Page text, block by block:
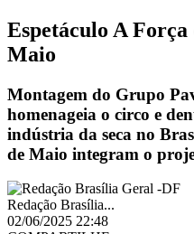
Espetáculo A Força
Maio
Montagem do Grupo
homenageia o circo e
indústria da seca no
de Maio integram o
Redação Brasília...
02/06/2025 22:48